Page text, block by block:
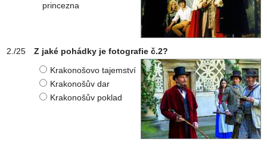
princezna
Z jaké pohádky je fotografie č.2?
Krakonošovo tajemství
Krakonošův dar
Krakonošův poklad